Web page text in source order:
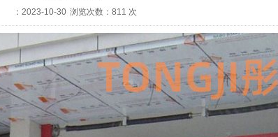
：2023-10-30 浏览次数：811 次